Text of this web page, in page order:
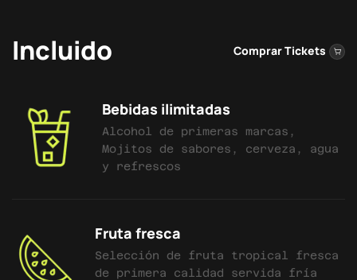
Incluido Comprar Tickets
Bebidas ilimitadas
Alcohol de primeras marcas,
Mojitos de sabores, cerveza, agua
y refrescos
Fruta fresca
Selección de fruta tropical fresca
de primera calidad servida fría